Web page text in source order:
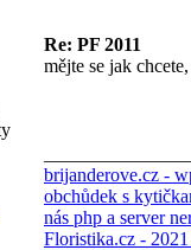
Re: PF 2011
mějte se jak
brijanderove.cz -
obchůdek s
nás php a server
Floristika.cz -